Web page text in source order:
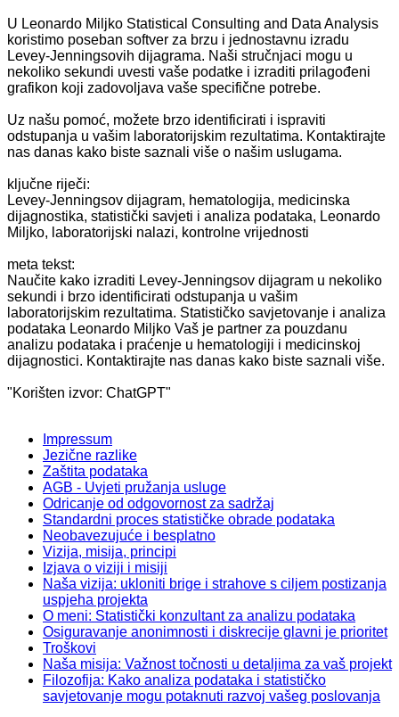
U Leonardo Miljko Statistical Consulting and Data Analysis
koristimo poseban softver za brzu i jednostavnu izradu
Levey-Jenningsovih dijagrama. Naši stručnjaci mogu u
nekoliko sekundi uvesti vaše podatke i izraditi prilagođeni
grafikon koji zadovoljava vaše specifične potrebe.
Uz našu pomoć, možete brzo identificirati i ispraviti
odstupanja u vašim laboratorijskim rezultatima. Kontaktirajte
nas danas kako biste saznali više o našim uslugama.
ključne riječi:
Levey-Jenningsov dijagram, hematologija, medicinska
dijagnostika, statistički savjeti i analiza podataka, Leonardo
Miljko, laboratorijski nalazi, kontrolne vrijednosti
meta tekst:
Naučite kako izraditi Levey-Jenningsov dijagram u nekoliko
sekundi i brzo identificirati odstupanja u vašim
laboratorijskim rezultatima. Statističko savjetovanje i analiza
podataka Leonardo Miljko Vaš je partner za pouzdanu
analizu podataka i praćenje u hematologiji i medicinskoj
dijagnostici. Kontaktirajte nas danas kako biste saznali više.
"Korišten izvor: ChatGPT"
Impressum
Jezične razlike
Zaštita podataka
AGB - Uvjeti pružanja usluge
Odricanje od odgovornost za sadržaj
Standardni proces statističke obrade podataka
Neobavezujuće i besplatno
Vizija, misija, principi
Izjava o viziji i misiji
Naša vizija: ukloniti brige i strahove s ciljem postizanja
uspjeha projekta
O meni: Statistički konzultant za analizu podataka
Osiguravanje anonimnosti i diskrecije glavni je prioritet
Troškovi
Naša misija: Važnost točnosti u detaljima za vaš projekt
Filozofija: Kako analiza podataka i statističko
savjetovanje mogu potaknuti razvoj vašeg poslovanja